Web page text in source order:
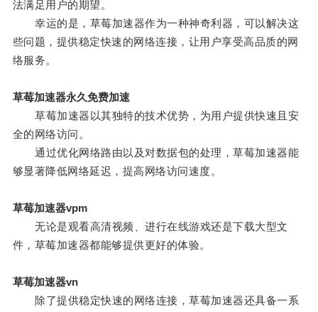
法满足用户的期望。
幸运的是，草莓加速器作为一种神奇利器，可以解决这
些问题，提供稳定快速的网络连接，让用户享受高品质的网
络服务。
草莓加速器永久免费加速
草莓加速器以其独特的技术优势，为用户提供快速且安
全的网络访问。
通过优化网络路由以及对数据包的处理，草莓加速器能
够显著降低网络延迟，提高网络访问速度。
草莓加速器vpm
无论是观看高清视频、进行在线游戏还是下载大型文
件，草莓加速器都能够提供更好的体验。
草莓加速器vn
除了提供稳定快速的网络连接，草莓加速器还具备一系